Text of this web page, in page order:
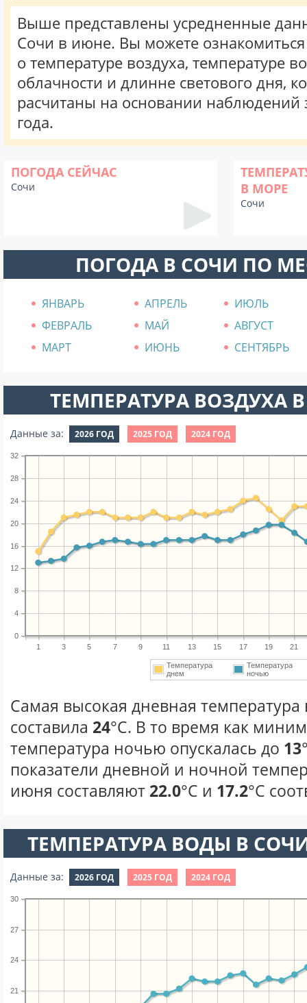
Выше представлены усредненные
Сочи в июне. Вы можете
о температуре воздуха, температуре
облачности и длинне светового дня,
расчитаны на основании наблюдений
года.
ПОГОДА СЕЙЧАС
Сочи
В МОРЕ
Сочи
ПОГОДА В СОЧИ ПО
ЯНВАРЬ АПРЕЛЬ
ИЮЛЬ
ФЕВРАЛЬ
МАЙ
АВГУСТ
МАРТ
ИЮНЬ СЕНТЯБРЬ
ТЕМПЕРАТУРА ВОЗДУХА
Данные за: 2026 ГОД 2025 ГОД 2024 ГОД
1 3 5 7 9 11 13 15 17 19 21
0
4
8
12
16
20
24
28
32
Температура
днем
Температура
ночью
Самая высокая дневная
составила 24°С. В то время как
температура ночью опускалась до 13
показатели дневной и ночной
июня составляют 22.0°С и 17.2°С
ТЕМПЕРАТУРА ВОДЫ В
Данные за: 2026 ГОД 2025 ГОД 2024 ГОД
21
24
27
30